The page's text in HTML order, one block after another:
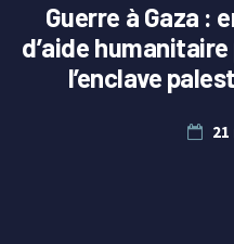
Guerre à Gaza :
d’aide
l’enclave
21